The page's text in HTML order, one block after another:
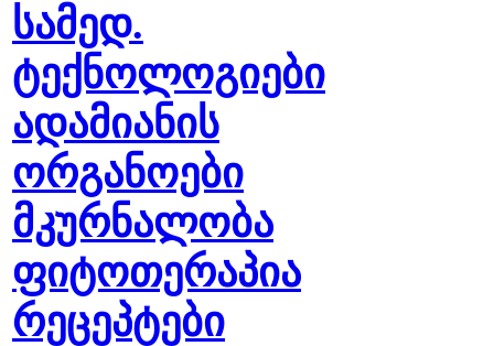
სამედ.
ტექნოლოგიები
ადამიანის
ორგანოები
მკურნალობა
ფიტოთერაპია
რეცეპტები